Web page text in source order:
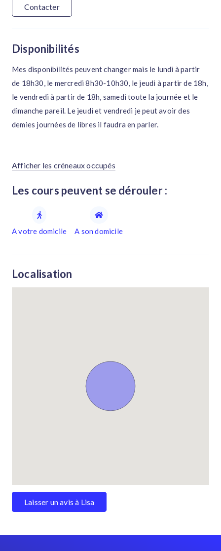
Contacter
Disponibilités
Mes disponibilités peuvent changer mais le lundi à partir
de 18h30, le mercredi 8h30-10h30, le jeudi à partir de 18h,
le vendredi à partir de 18h, samedi toute la journée et le
dimanche pareil. Le jeudi et vendredi je peut avoir des
demies journées de libres il faudra en parler.
Afficher les créneaux occupés
Les cours peuvent se dérouler :
A votre domicile A son domicile
Localisation
Laisser un avis à Lisa